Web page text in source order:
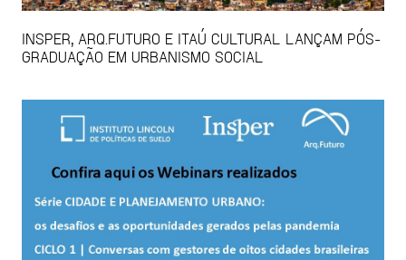
INSPER, ARQ.FUTURO E ITAÚ CULTURAL LANÇAM PÓS-
GRADUAÇÃO EM URBANISMO SOCIAL